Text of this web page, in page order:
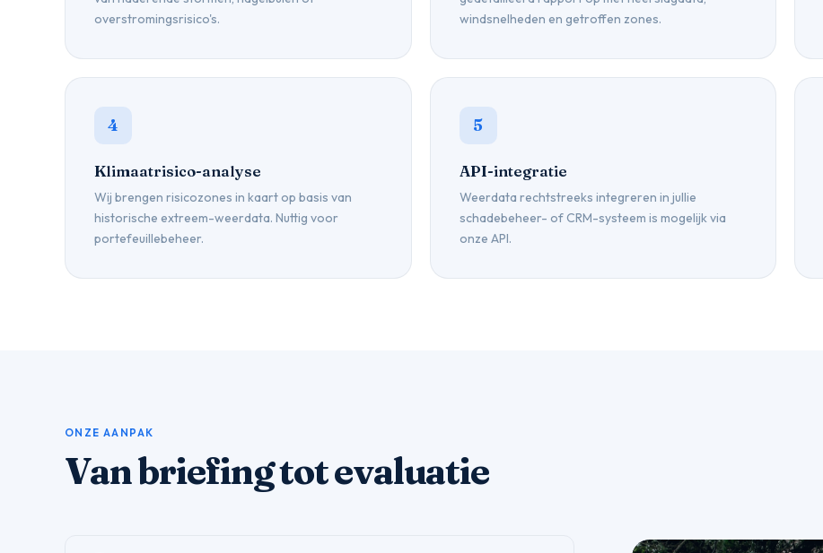
overstromingsrisico's.
windsnelheden en getroffen zones.
4
Klimaatrisico-analyse
Wij brengen risicozones in kaart op basis van
historische extreem-weerdata. Nuttig voor
portefeuillebeheer.
5
API-integratie
Weerdata rechtstreeks integreren in jullie
schadebeheer- of CRM-systeem is mogelijk via
onze API.
ONZE AANPAK
Van briefing tot evaluatie